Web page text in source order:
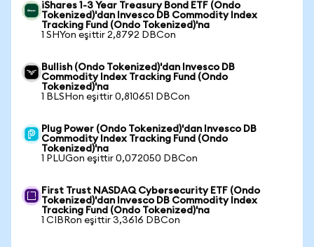
iShares 1-3 Year Treasury Bond ETF (Ondo
Tokenized)'dan Invesco DB Commodity Index
Tracking Fund (Ondo Tokenized)'na
1 SHYon eşittir 2,8792 DBCon
Bullish (Ondo Tokenized)'dan Invesco DB
Commodity Index Tracking Fund (Ondo
Tokenized)'na
1 BLSHon eşittir 0,810651 DBCon
Plug Power (Ondo Tokenized)'dan Invesco DB
Commodity Index Tracking Fund (Ondo
Tokenized)'na
1 PLUGon eşittir 0,072050 DBCon
First Trust NASDAQ Cybersecurity ETF (Ondo
Tokenized)'dan Invesco DB Commodity Index
Tracking Fund (Ondo Tokenized)'na
1 CIBRon eşittir 3,3616 DBCon